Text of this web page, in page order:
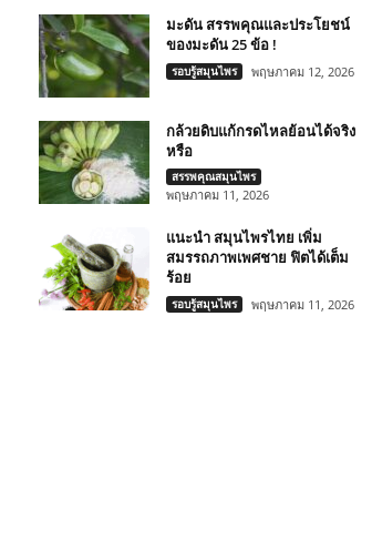
มะดัน สรรพคุณและประโยชน์
ของมะดัน 25 ข้อ !
รอบรู้สมุนไพร พฤษภาคม 12, 2026
กล้วยดิบแก้กรดไหลย้อนได้จริง
หรือ
สรรพคุณสมุนไพร
พฤษภาคม 11, 2026
แนะนำ สมุนไพรไทย เพิ่ม
สมรรถภาพเพศชาย ฟิตได้เต็ม
ร้อย
รอบรู้สมุนไพร พฤษภาคม 11, 2026